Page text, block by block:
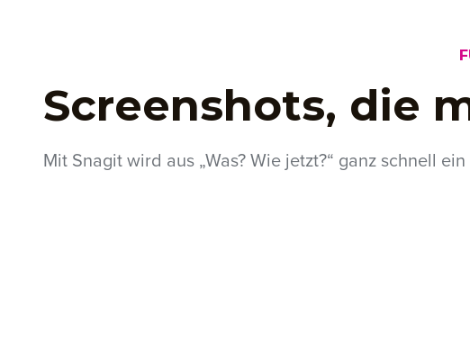
Screenshots, die
Mit Snagit wird aus „Was? Wie jetzt?“ ganz schnell